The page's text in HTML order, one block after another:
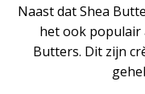
Naast dat Shea
het ook populair
Butters. Dit zijn